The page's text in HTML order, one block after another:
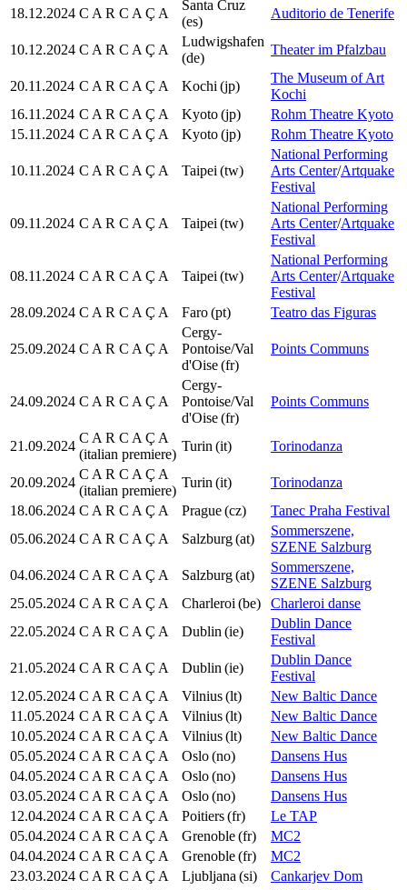
18.12.2024 C A R C A Ç A
Santa Cruz
(es)
Auditorio de Tenerife
10.12.2024 C A R C A Ç A
Ludwigshafen
(de)
Theater im Pfalzbau
20.11.2024 C A R C A Ç A Kochi (jp)
The Museum of Art
Kochi
16.11.2024 C A R C A Ç A Kyoto(jp)
Rohm Theatre Kyoto
15.11.2024 C A R C A Ç A Kyoto(jp) Rohm Theatre Kyoto
10.11.2024 C A R C A Ç A Taipei (tw)
National Performing
Arts Center/Artquake
Festival
09.11.2024 C A R C A Ç A Taipei (tw)
National Performing
Arts Center/Artquake
Festival
08.11.2024 C A R C A Ç A Taipei (tw)
National Performing
Arts Center/Artquake
Festival
28.09.2024 C A R C A Ç A Faro(pt) Teatro das Figuras
25.09.2024 C A R C A Ç A
Cergy-
Pontoise/Val
d'Oise(fr)
Points Communs
24.09.2024 C A R C A Ç A
Cergy-
Pontoise/Val
d'Oise(fr)
Points Communs
21.09.2024
C A R C A Ç A
(italian premiere)
Turin (it) Torinodanza
20.09.2024
C A R C A Ç A
(italian premiere)
Turin (it)
Torinodanza
18.06.2024 C A R C A Ç A Prague(cz)
Tanec Praha Festival
05.06.2024 C A R C A Ç A Salzburg(at)
Sommerszene,
SZENE Salzburg
04.06.2024 C A R C A Ç A Salzburg(at)
Sommerszene,
SZENE Salzburg
25.05.2024 C A R C A Ç A Charleroi (be)
Charleroi danse
22.05.2024 C A R C A Ç A Dublin (ie)
Dublin Dance
Festival
21.05.2024 C A R C A Ç A Dublin (ie)
Dublin Dance
Festival
12.05.2024 C A R C A Ç A Vilnius(lt)
New Baltic Dance
11.05.2024 C A R C A Ç A Vilnius(lt)
New Baltic Dance
10.05.2024 C A R C A Ç A Vilnius(lt)
New Baltic Dance
05.05.2024 C A R C A Ç A Oslo(no)
Dansens Hus
04.05.2024 C A R C A Ç A Oslo(no)
Dansens Hus
03.05.2024 C A R C A Ç A Oslo(no)
Dansens Hus
12.04.2024 C A R C A Ç A Poitiers(fr)
Le TAP
05.04.2024 C A R C A Ç A Grenoble(fr)
MC2
04.04.2024 C A R C A Ç A Grenoble(fr)
MC2
23.03.2024 C A R C A Ç A Ljubljana (si)
Cankarjev Dom